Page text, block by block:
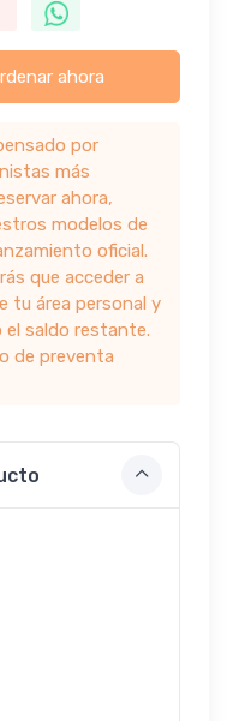
ahora
por
más
ahora,
modelos de
oficial.
que acceder a
tu área personal y
el saldo restante.
de preventa